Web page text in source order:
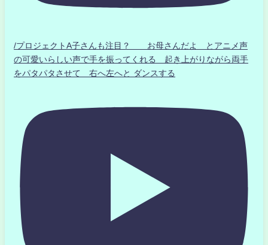
/プロジェクトA子さんも注目？ お母さんだよ とアニメ声
の可愛いらしい声で手を振ってくれる 起き上がりながら両手
をパタパタさせて 右へ左へと ダンスする